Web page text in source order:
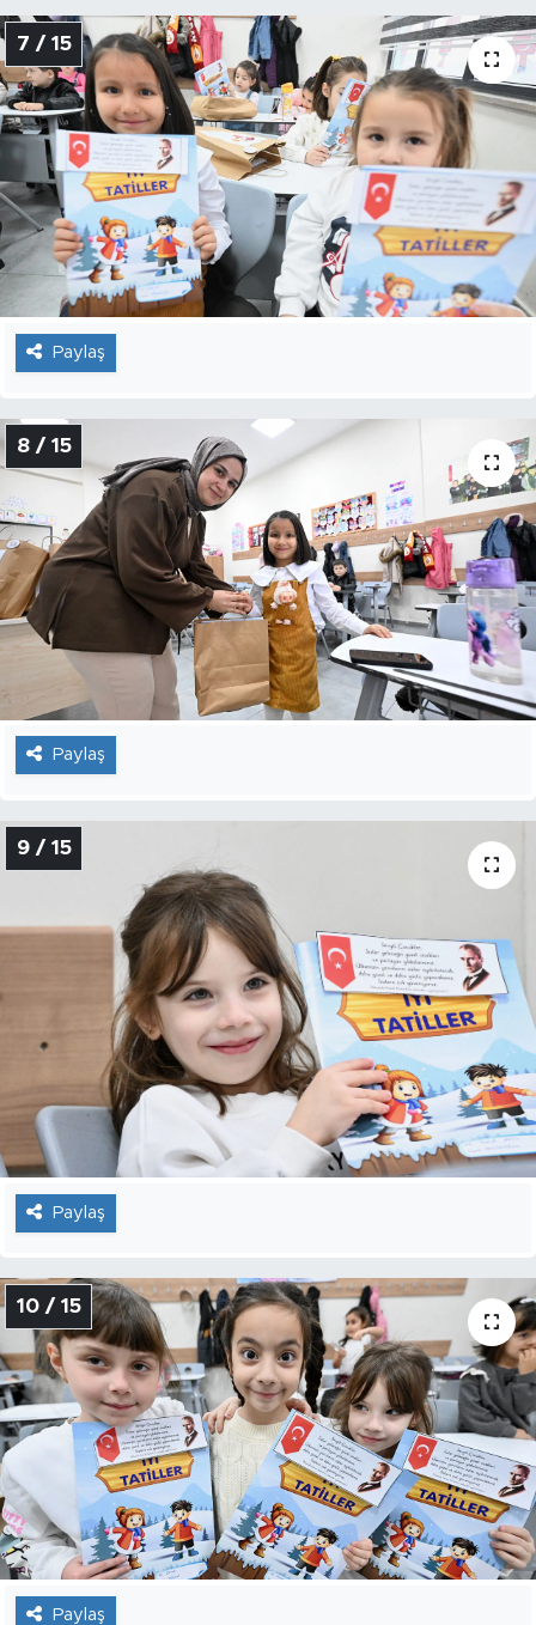
7 / 15
Paylaş
8 / 15
Paylaş
9 / 15
Paylaş
10 / 15
Paylaş